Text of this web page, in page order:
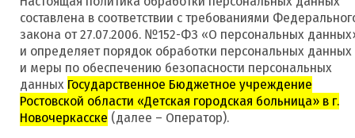
составлена в соответствии с требованиями
закона от 27.07.2006. №152-ФЗ «О персональных
и определяет порядок обработки персональных данных
и меры по обеспечению безопасности персональных
данных Государственное Бюджетное учреждение
Ростовской области «Детская городская больница» в г.
Новочеркасске (далее – Оператор).